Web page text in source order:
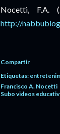
Nocetti, F.A.
http://
Compartir
Etiquetas:
Francisco A. Nocetti
Subo videos